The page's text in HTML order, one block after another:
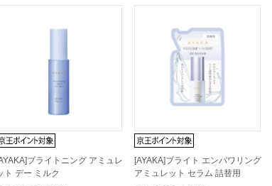
ブライトニング アミュレ
ト デー ミルク
[AYAKA]ブライト エンパワリング
アミュレット セラム 詰替用